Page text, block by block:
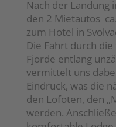
Nach der Landung
den 2 Mietautos
zum Hotel in
Die Fahrt durch
Fjorde entlang
vermittelt uns
Eindruck, was die
den Lofoten, den
werden.